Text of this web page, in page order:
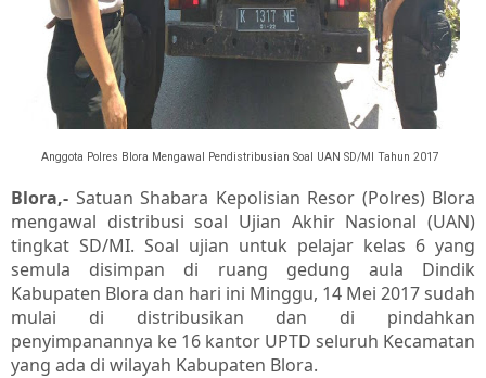
Anggota Polres Blora Mengawal Pendistribusian Soal UAN SD/MI Tahun 2017
Blora,- Satuan Shabara Kepolisian Resor (Polres) Blora
mengawal distribusi soal Ujian Akhir Nasional (UAN)
tingkat SD/MI. Soal ujian untuk pelajar kelas 6 yang
semula disimpan di ruang gedung aula Dindik
Kabupaten Blora dan hari ini Minggu, 14 Mei 2017 sudah
mulai di distribusikan dan di pindahkan
penyimpanannya ke 16 kantor UPTD seluruh Kecamatan
yang ada di wilayah Kabupaten Blora.